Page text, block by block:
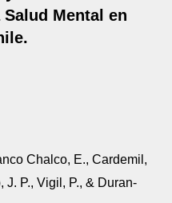
Mental en
Chalco, E., Cardemil,
J. P., Vigil, P., & Duran-